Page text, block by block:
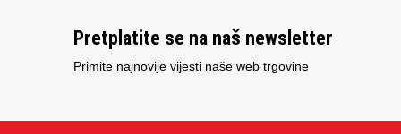
Pretplatite se na naš newsletter
Primite najnovije vijesti naše web trgovine